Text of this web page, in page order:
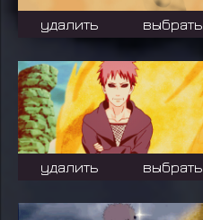
удалить выбрать
удалить выбрать